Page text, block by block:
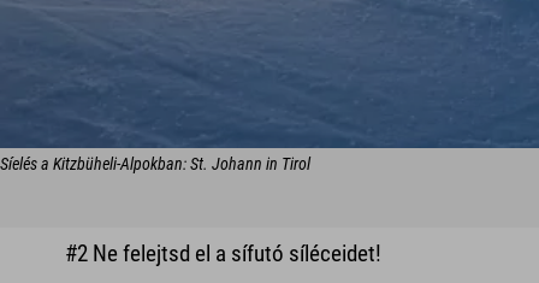
Síelés a Kitzbüheli-Alpokban: St. Johann in Tirol
#2 Ne felejtsd el a sífutó síléceidet!